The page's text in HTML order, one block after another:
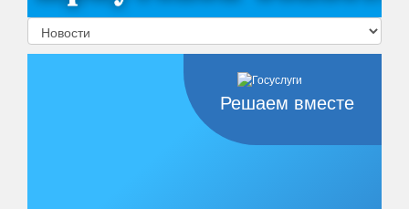
Решаем вместе